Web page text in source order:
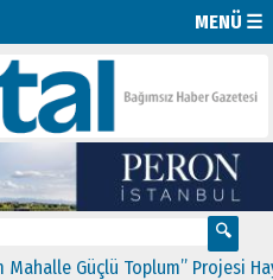
MENÜ ☰
Güçlü Toplum” Projesi